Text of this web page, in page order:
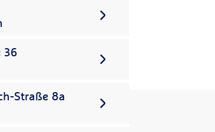
36
Straße 8a